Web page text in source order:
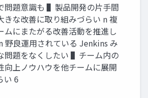
問題意識も ▌製品開発の⽚⼿間
きな改善に取り組みづらい n 複
ムにまたがる改善活動を推進し
野良運⽤されている Jenkins み
問題をなくしたい ▌チーム内の
向上ノウハウを他チームに展開
い 6